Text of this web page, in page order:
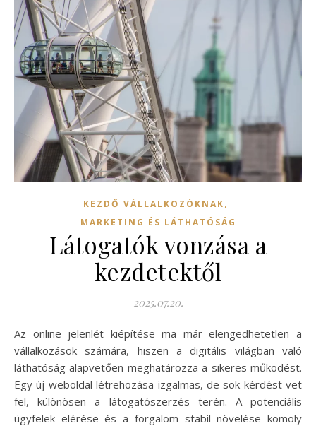
KEZDŐ VÁLLALKOZÓKNAK,
MARKETING ÉS LÁTHATÓSÁG
Látogatók vonzása a
kezdetektől
2025.07.20.
Az online jelenlét kiépítése ma már elengedhetetlen a
vállalkozások számára, hiszen a digitális világban való
láthatóság alapvetően meghatározza a sikeres működést.
Egy új weboldal létrehozása izgalmas, de sok kérdést vet
fel, különösen a látogatószerzés terén. A potenciális
ügyfelek elérése és a forgalom stabil növelése komoly